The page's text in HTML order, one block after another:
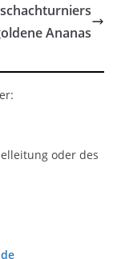
Ananas
oder des